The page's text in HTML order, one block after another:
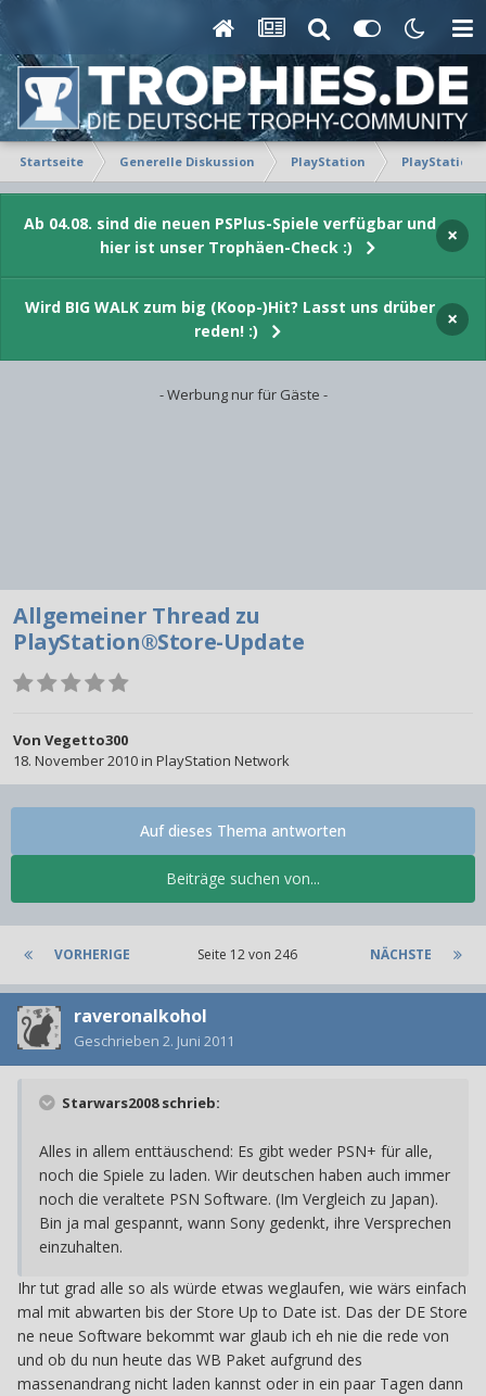
Startseite Generelle Diskussion PlayStation PlayStation
Ab 04.08. sind die neuen PSPlus-Spiele verfügbar und
hier ist unser Trophäen-Check :)
×
Wird BIG WALK zum big (Koop-)Hit? Lasst uns drüber
reden! :)
×
- Werbung nur für Gäste -
Allgemeiner Thread zu
PlayStation®Store-Update
Von Vegetto300
18. November 2010in PlayStation Network
Beiträge suchen von...
Auf dieses Thema antworten
VORHERIGE NÄCHSTE
Seite 12 von 246
raveronalkohol
Geschrieben 2. Juni 2011
Starwars2008 schrieb:
Alles in allem enttäuschend: Es gibt weder PSN+ für alle,
noch die Spiele zu laden. Wir deutschen haben auch immer
noch die veraltete PSN Software. (Im Vergleich zu Japan).
Bin ja mal gespannt, wann Sony gedenkt, ihre Versprechen
einzuhalten.
Ihr tut grad alle so als würde etwas weglaufen, wie wärs einfach
mal mit abwarten bis der Store Up to Date ist. Das der DE Store
ne neue Software bekommt war glaub ich eh nie die rede von
und ob du nun heute das WB Paket aufgrund des
massenandrang nicht laden kannst oder in ein paar Tagen dann